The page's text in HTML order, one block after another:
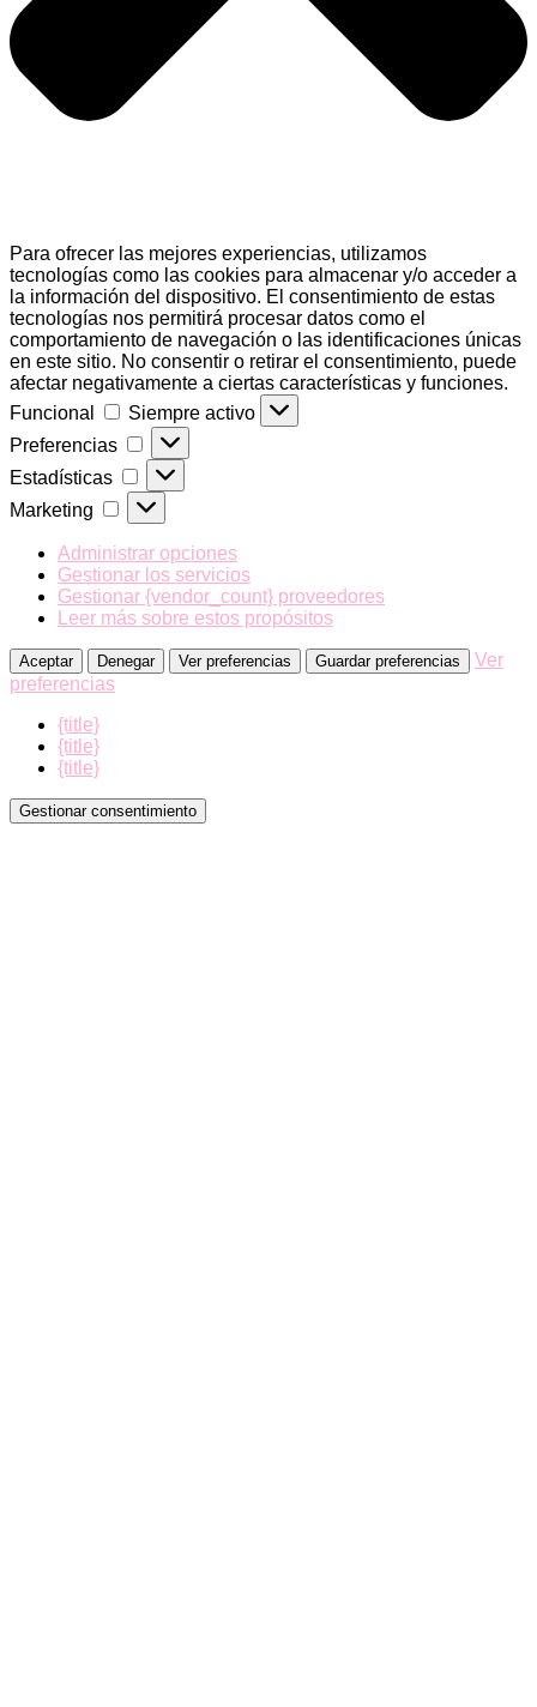
Para ofrecer las mejores experiencias, utilizamos
tecnologías como las cookies para almacenar y/o acceder a
la información del dispositivo. El consentimiento de estas
tecnologías nos permitirá procesar datos como el
comportamiento de navegación o las identificaciones únicas
en este sitio. No consentir o retirar el consentimiento, puede
afectar negativamente a ciertas características y funciones.
Funcional
Funcional
Siempre activo
Preferencias
Preferencias
Estadísticas Estadísticas
Marketing Marketing
Administrar opciones
Gestionar los servicios
Gestionar {vendor_count} proveedores
Leer más sobre estos propósitos
Aceptar Denegar Ver preferencias Guardar preferencias
Ver
preferencias
{title}
{title}
{title}
Gestionar consentimiento